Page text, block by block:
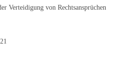
Verteidigung von Rechtsansprüchen